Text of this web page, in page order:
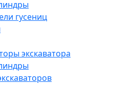
гусениц
экскаватора